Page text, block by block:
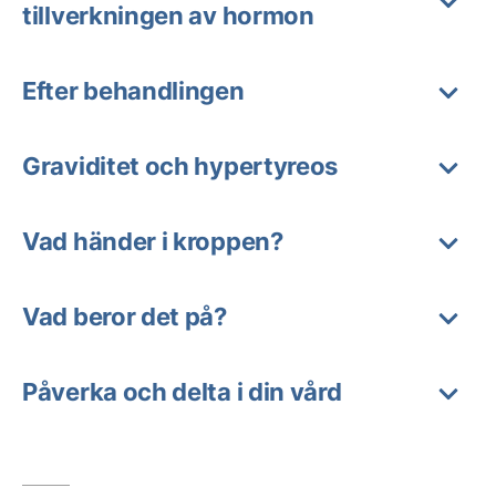
tillverkningen av hormon
Efter behandlingen
Graviditet och hypertyreos
Vad händer i kroppen?
Vad beror det på?
Påverka och delta i din vård